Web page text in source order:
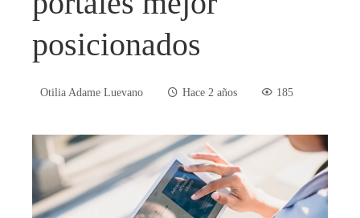
posicionados
Otilia Adame Luevano Hace 2 años 185